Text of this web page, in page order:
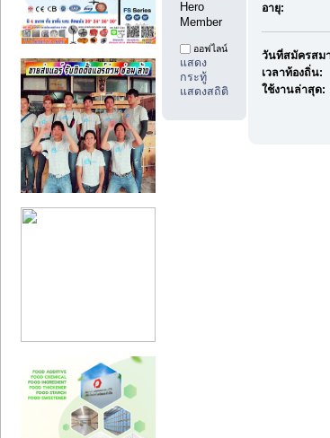
Hero
Member
ออฟไลน์
แสดง
กระทู้
แสดงสถิติ
อายุ:
วันที่สมัครสม
เวลาท้องถิ่น:
ใช้งานล่าสุด: